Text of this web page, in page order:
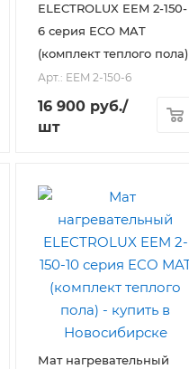
ELECTROLUX EEM 2-150-
6 серия ECO MAT
(комплект теплого пола)
Арт.: EEM 2-150-6
16 900 руб./
шт
Мат нагревательный